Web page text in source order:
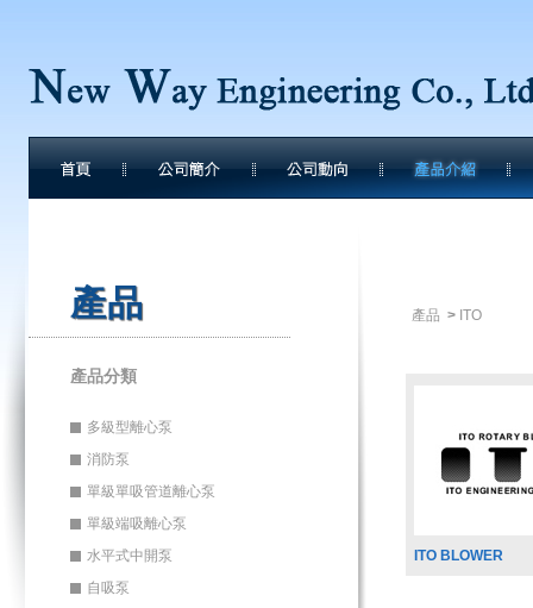
產品
產品分類
多級型離心泵
消防泵
單級單吸管道離心泵
單級端吸離心泵
水平式中開泵
自吸泵
產品 > ITO
ITO BLOWER